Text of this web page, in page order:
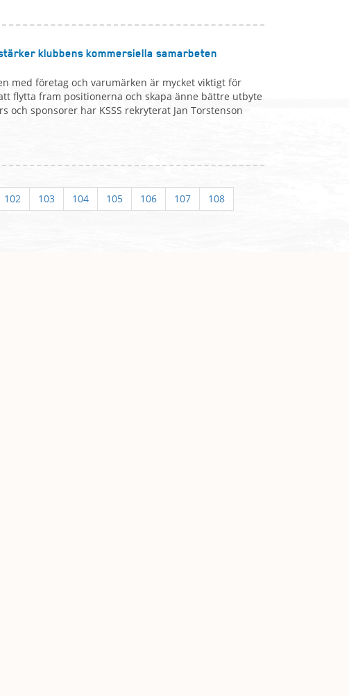
klubbens kommersiella samarbeten
med företag och varumärken är mycket viktigt för
att flytta fram positionerna och skapa änne bättre utbyte
och sponsorer har KSSS rekryterat Jan Torstenson
102 103 104 105 106 107
108